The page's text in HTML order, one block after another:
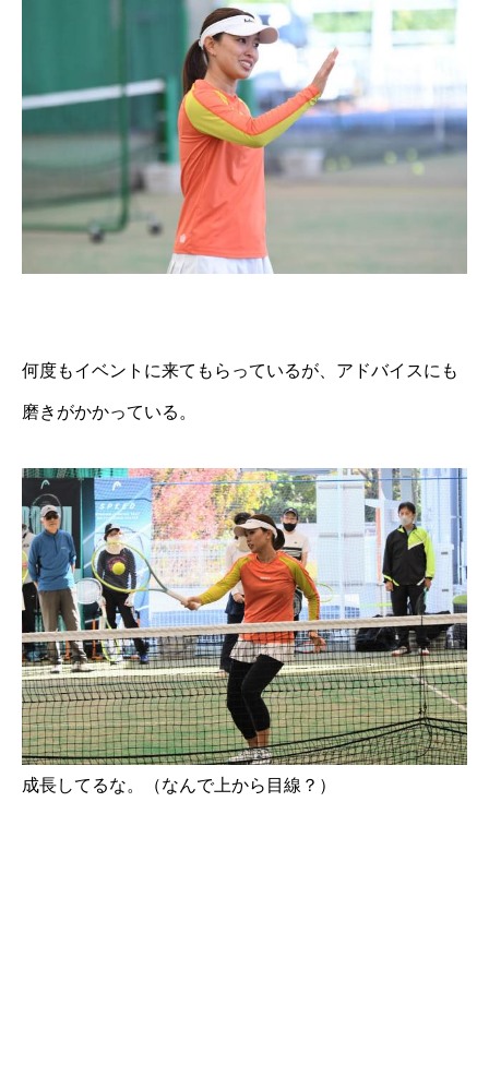
何度もイベントに来てもらっているが、アドバイスにも
磨きがかかっている。
成長してるな。（なんで上から目線？）